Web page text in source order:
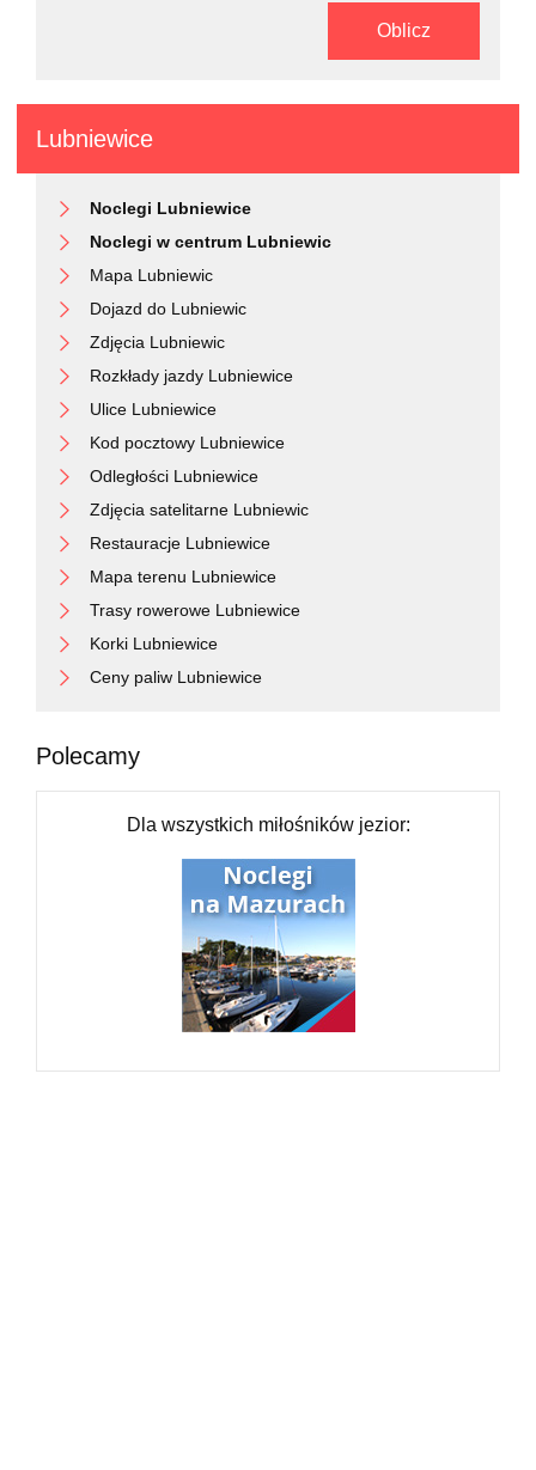
Oblicz
Lubniewice
Noclegi Lubniewice
Noclegi w centrum Lubniewic
Mapa Lubniewic
Dojazd do Lubniewic
Zdjęcia Lubniewic
Rozkłady jazdy Lubniewice
Ulice Lubniewice
Kod pocztowy Lubniewice
Odległości Lubniewice
Zdjęcia satelitarne Lubniewic
Restauracje Lubniewice
Mapa terenu Lubniewice
Trasy rowerowe Lubniewice
Korki Lubniewice
Ceny paliw Lubniewice
Polecamy
Dla wszystkich miłośników jezior: